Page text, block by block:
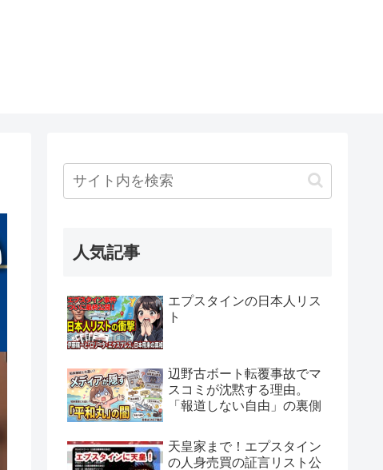
人気記事
エプスタインの日本人リス
ト
辺野古ボート転覆事故でマ
スコミが沈黙する理由。
「報道しない自由」の裏側
天皇家まで！エプスタイン
の人身売買の証言リスト公